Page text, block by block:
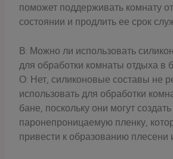
поможет поддерживать комнату
состоянии и продлить ее срок
В: Можно ли использовать
для обработки комнаты отдыха в
О: Нет, силиконовые составы не
использовать для обработки
бане, поскольку они могут создать
паронепроницаемую пленку,
привести к образованию плесени